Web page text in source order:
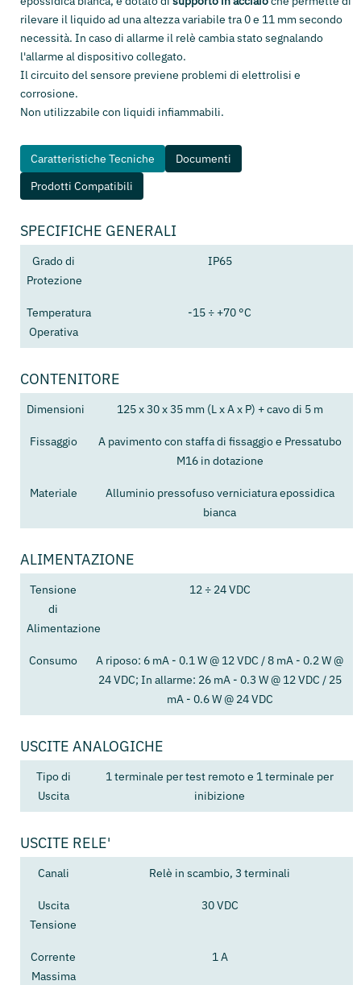
rilevare il liquido ad una altezza variabile tra 0 e 11 mm secondo
necessità. In caso di allarme il relè cambia stato segnalando
l'allarme al dispositivo collegato.
Il circuito del sensore previene problemi di elettrolisi e
corrosione.
Non utilizzabile con liquidi infiammabili.
Caratteristiche Tecniche
Documenti
Prodotti Compatibili
SPECIFICHE GENERALI
Grado di
Protezione
IP65
Temperatura
Operativa
-15 ÷ +70 °C
CONTENITORE
Dimensioni 125 x 30 x 35 mm (L x A x P) + cavo di 5 m
Fissaggio
A pavimento con staffa di fissaggio e Pressatubo
M16 in dotazione
Materiale
Alluminio pressofuso verniciatura epossidica
bianca
ALIMENTAZIONE
Tensione
di
Alimentazione
12 ÷ 24 VDC
Consumo
A riposo: 6 mA - 0.1 W @ 12 VDC / 8 mA - 0.2 W @
24 VDC; In allarme: 26 mA - 0.3 W @ 12 VDC / 25
mA - 0.6 W @ 24 VDC
USCITE ANALOGICHE
Tipo di
Uscita
1 terminale per test remoto e 1 terminale per
inibizione
USCITE RELE'
Canali Relè in scambio, 3 terminali
Uscita
Tensione
30 VDC
Corrente
Massima
1 A